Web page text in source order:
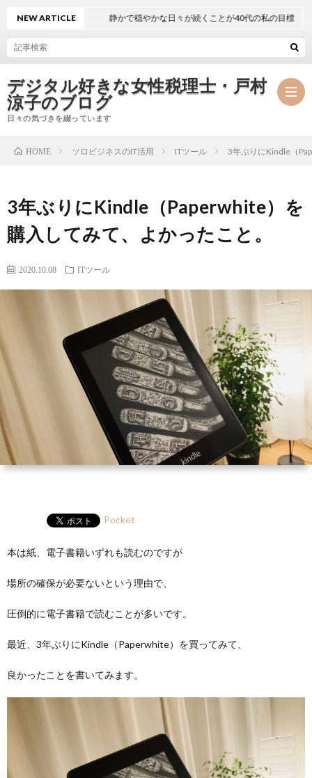
デジタル好きな女性税理士・戸村
涼子のブログ
日々の気づきを綴っています
ロ
事
講
NEW ARTICLE 静かで穏やかな日々が続くことが40代の私の目標
HOME ソロビジネスのIT活用 ITツール 3年ぶりにKindle（
3年ぶりにKindle（Paperwhite）を
購入してみて、よかったこと。
2020.10.08 ITツール
Pocket
本は紙、電子書籍いずれも読むのですが
場所の確保が必要ないという理由で、
圧倒的に電子書籍で読むことが多いです。
最近、3年ぶりにKindle（Paperwhite）を買ってみて、
良かったことを書いてみます。